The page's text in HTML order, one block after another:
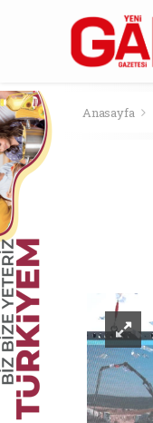
Anasayfa